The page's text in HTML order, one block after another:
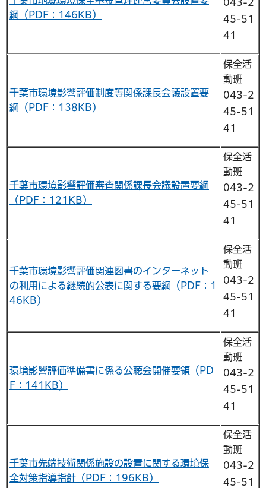
綱（PDF：146KB）
043-2
45-51
41
千葉市環境影響評価制度等関係課長会議設置要
綱（PDF：138KB）
保全活
動班
043-2
45-51
41
千葉市環境影響評価審査関係課長会議設置要綱
（PDF：121KB）
保全活
動班
043-2
45-51
41
千葉市環境影響評価関連図書のインターネット
の利用による継続的公表に関する要綱（PDF：1
46KB）
保全活
動班
043-2
45-51
41
環境影響評価準備書に係る公聴会開催要領（PD
F：141KB）
保全活
動班
043-2
45-51
41
千葉市先端技術関係施設の設置に関する環境保
全対策指導指針（PDF：196KB）
保全活
動班
043-2
45-51